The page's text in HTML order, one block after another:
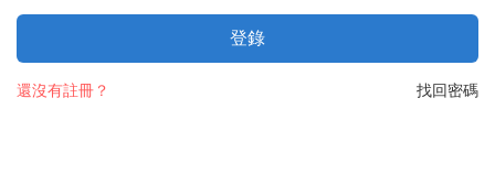
登錄
找回密碼
還沒有註冊？